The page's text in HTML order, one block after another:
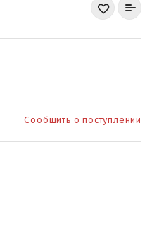
Сообщить о поступлении